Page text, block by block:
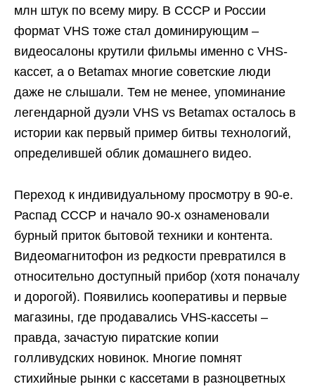
млн штук по всему миру. В СССР и России
формат VHS тоже стал доминирующим –
видеосалоны крутили фильмы именно с VHS-
кассет, а о Betamax многие советские люди
даже не слышали. Тем не менее, упоминание
легендарной дуэли VHS vs Betamax осталось в
истории как первый пример битвы технологий,
определившей облик домашнего видео.
Переход к индивидуальному просмотру в 90-е.
Распад СССР и начало 90-х ознаменовали
бурный приток бытовой техники и контента.
Видеомагнитофон из редкости превратился в
относительно доступный прибор (хотя поначалу
и дорогой). Появились кооперативы и первые
магазины, где продавались VHS-кассеты –
правда, зачастую пиратские копии
голливудских новинок. Многие помнят
стихийные рынки с кассетами в разноцветных